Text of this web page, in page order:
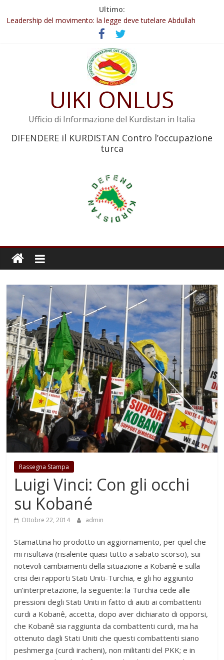
Ultimo:
Abdullah Öcalan: Le legge negativa deve essere trasformata in
Leadership del movimento: la legge deve tutelare Abdullah
Öcalan e l’intero movimento
Commissione donne del KNK: Şengal è di nuovo sotto minaccia
Non tenere conto della situazione di Rêber Apo ostacolerebbe
Il KNK chiede un’azione internazionale contro i crimini di guerra
UIKI ONLUS
Ufficio di Informazione del Kurdistan in Italia
DIFENDERE il KURDISTAN Contro l’occupazione
turca
Rassegna Stampa
Luigi Vinci: Con gli occhi
su Kobané
Ottobre 22, 2014 admin
Stamattina ho prodotto un aggiornamento, per quel che
mi risultava (risalente quasi tutto a sabato scorso), sui
notevoli cambiamenti della situazione a Kobanê e sulla
crisi dei rapporti Stati Uniti-Turchia, e gli ho aggiunto
un’interpretazione, la seguente: la Turchia cede alle
pressioni degli Stati Uniti in fatto di aiuti ai combattenti
curdi a Kobanê, accetta, dopo aver dichiarato di opporsi,
che Kobanê sia raggiunta da combattenti curdi, ma ha
ottenuto dagli Stati Uniti che questi combattenti siano
peshmerga (curdi iracheni), non militanti del PKK; e in